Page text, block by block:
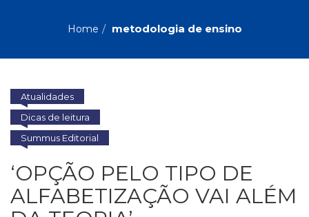
Direitos
Biografias,
Depoimentos,
Vivências
(104)
Sociais
(102)
Cinema
PROFESSORES
Home metodologia de ensino
Atualidades
Dicas de leitura
Summus Editorial
‘OPÇÃO PELO TIPO DE
ALFABETIZAÇÃO VAI ALÉM